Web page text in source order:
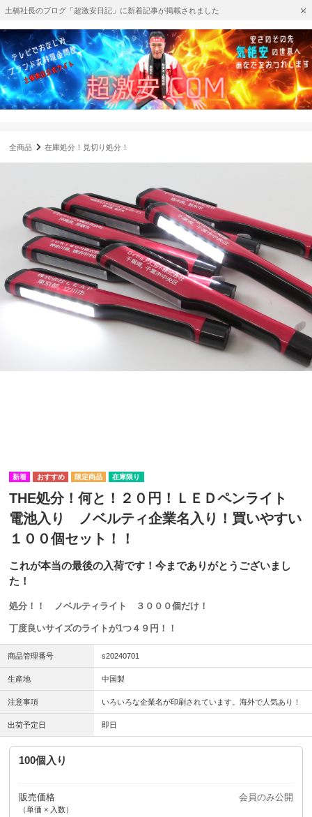
土橋社長のブログ「超激安日記」に新着記事が掲載されました
全商品 在庫処分！見切り処分！
在庫限り
THE処分！何と！２０円！ＬＥＤペンライト
電池入り ノベルティ企業名入り！買いやすい
１００個セット！！
これが本当の最後の入荷です！今までありがとうございまし
た！
処分！！ ノベルティライト ３０００個だけ！
丁度良いサイズのライトが1つ４９円！！
商品管理番号 s20240701
生産地 中国製
注意事項 いろいろな企業名が印刷されています。海外で人気あり！
出荷予定日 即日
100個入り
販売価格
（単価 × 入数）
会員のみ公開